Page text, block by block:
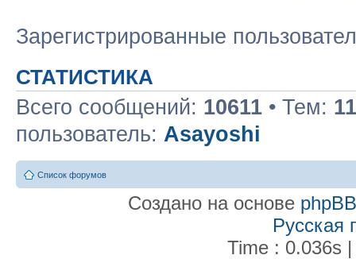
Зарегистрированные
СТАТИСТИКА
Всего сообщений: 10611 • Тем:
пользователь: Asayoshi
Список форумов
Создано на основе phpBB
Русская
Time : 0.036s